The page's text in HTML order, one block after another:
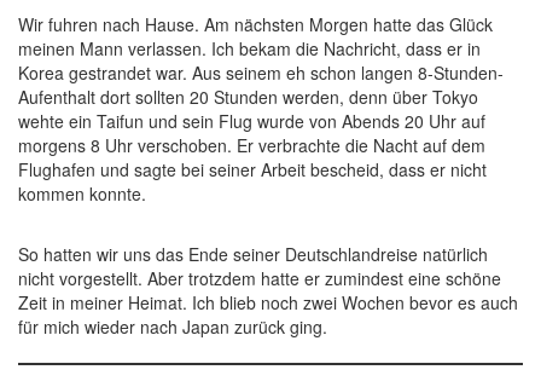
Wir fuhren nach Hause. Am nächsten Morgen hatte das Glück
meinen Mann verlassen. Ich bekam die Nachricht, dass er in
Korea gestrandet war. Aus seinem eh schon langen 8-Stunden-
Aufenthalt dort sollten 20 Stunden werden, denn über Tokyo
wehte ein Taifun und sein Flug wurde von Abends 20 Uhr auf
morgens 8 Uhr verschoben. Er verbrachte die Nacht auf dem
Flughafen und sagte bei seiner Arbeit bescheid, dass er nicht
kommen konnte.
So hatten wir uns das Ende seiner Deutschlandreise natürlich
nicht vorgestellt. Aber trotzdem hatte er zumindest eine schöne
Zeit in meiner Heimat. Ich blieb noch zwei Wochen bevor es auch
für mich wieder nach Japan zurück ging.